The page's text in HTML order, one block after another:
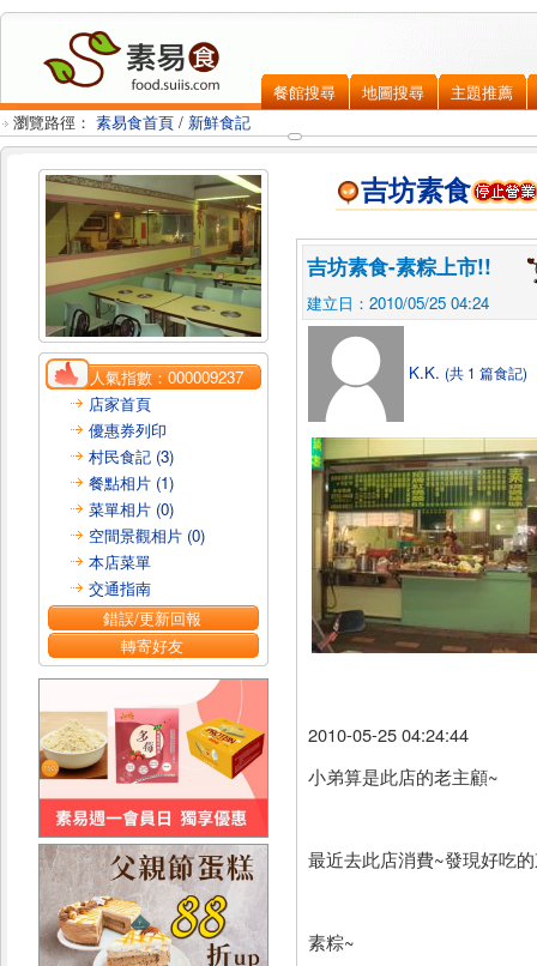
餐館搜尋 地圖搜尋
主題推薦
瀏覽路徑： 素易食首頁 / 新鮮食記
人氣指數：000009237
店家首頁
優惠券列印
村民食記 (3)
餐點相片 (1)
菜單相片 (0)
空間景觀相片 (0)
本店菜單
交通指南
錯誤/更新回報
轉寄好友
吉坊素食
吉坊素食-素粽上市!!
建立日：2010/05/25 04:24
K.K. (共 1 篇食記)
2010-05-25 04:24:44
小弟算是此店的老主顧~
最近去此店消費~發現好吃
素粽~